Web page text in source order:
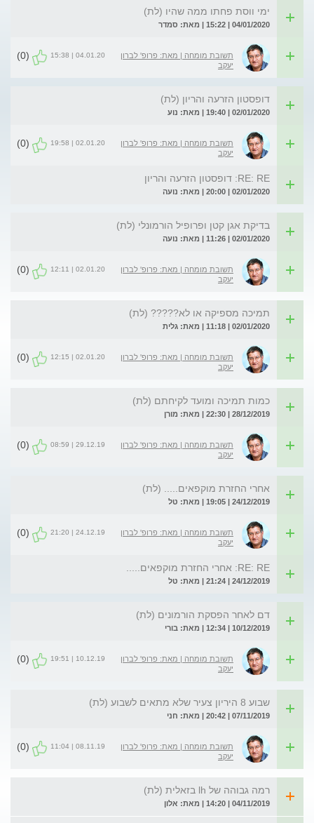
ימי ווסת פחתו ממה שהיו (לת)
04/01/2020 | 15:22 | מאת: סמדר
תשובת מומחה | מאת: פרופ' לברון
יעקב
04.01.20 | 15:38
(0)
דופסטון הזרעה והריון (לת)
02/01/2020 | 19:40 | מאת: נוע
תשובת מומחה | מאת: פרופ' לברון
יעקב
02.01.20 | 19:58
(0)
RE: RE: דופסטון הזרעה והריון
02/01/2020 | 20:00 | מאת: נועה
בדיקת אגן קטן ופרופיל הורמונלי (לת)
02/01/2020 | 11:26 | מאת: נועה
תשובת מומחה | מאת: פרופ' לברון
יעקב
02.01.20 | 12:11
(0)
תמיכה מספיקה או לא????? (לת)
02/01/2020 | 11:18 | מאת: גלית
תשובת מומחה | מאת: פרופ' לברון
יעקב
02.01.20 | 12:15
(0)
כמות תמיכה ומועד לקיחתם (לת)
28/12/2019 | 22:30 | מאת: מורן
תשובת מומחה | מאת: פרופ' לברון
יעקב
29.12.19 | 08:59
(0)
אחרי החזרת מוקפאים..... (לת)
24/12/2019 | 19:05 | מאת: טל
תשובת מומחה | מאת: פרופ' לברון
יעקב
24.12.19 | 21:20
(0)
RE: RE: אחרי החזרת מוקפאים.....
24/12/2019 | 21:24 | מאת: טל
דם לאחר הפסקת הורמונים (לת)
10/12/2019 | 12:34 | מאת: בורי
תשובת מומחה | מאת: פרופ' לברון
יעקב
10.12.19 | 19:51
(0)
שבוע 8 היריון צעיר שלא מתאים לשבוע (לת)
07/11/2019 | 20:42 | מאת: חני
תשובת מומחה | מאת: פרופ' לברון
יעקב
08.11.19 | 11:04
(0)
רמה גבוהה של lh בזאלית (לת)
04/11/2019 | 14:20 | מאת: אלון